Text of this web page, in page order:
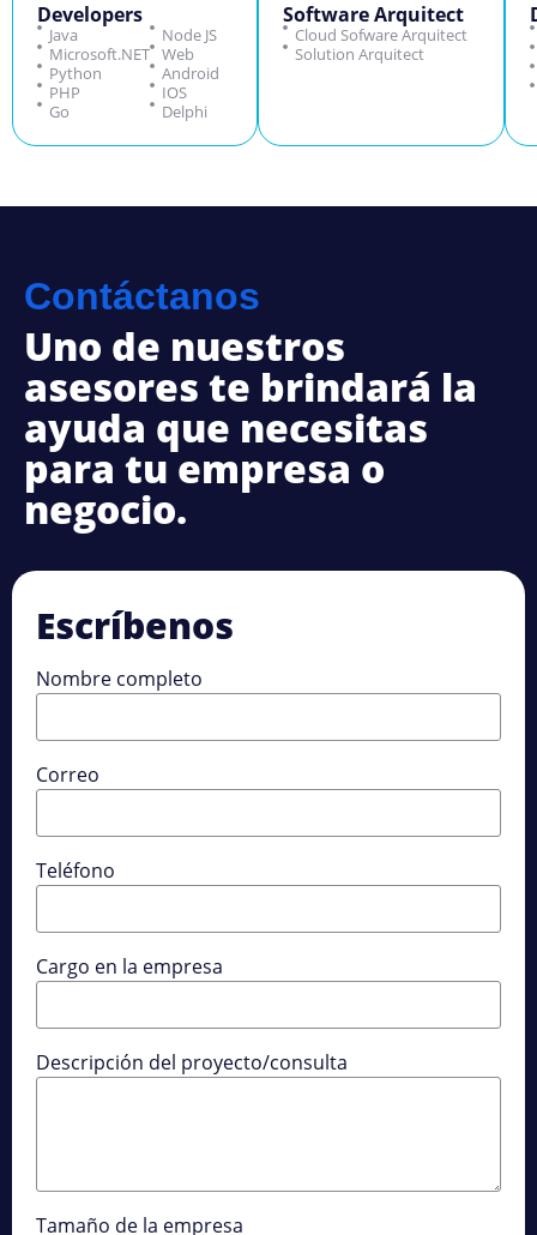
Developers
Java
Microsoft.NET
Python
PHP
Go
Node JS
Web
Android
IOS
Delphi
Software Arquitect
Cloud Sofware Arquitect
Solution Arquitect
Contáctanos
Uno de nuestros
asesores te brindará la
ayuda que necesitas
para tu empresa o
negocio.
Escríbenos
Nombre completo
Correo
Teléfono
Cargo en la empresa
Descripción del proyecto/consulta
Tamaño de la empresa